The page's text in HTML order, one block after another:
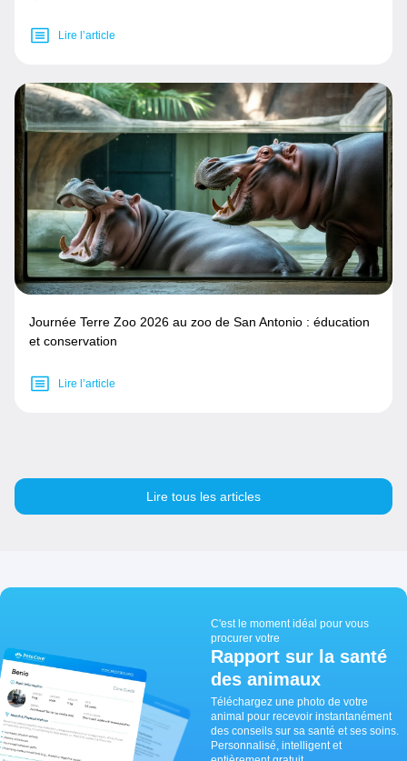
Lire l’article
Journée Terre Zoo 2026 au zoo de San Antonio : éducation
et conservation
Lire l’article
Lire tous les articles
C'est le moment idéal pour vous
procurer votre
Rapport sur la santé
des animaux
Téléchargez une photo de votre
animal pour recevoir instantanément
des conseils sur sa santé et ses soins.
Personnalisé, intelligent et